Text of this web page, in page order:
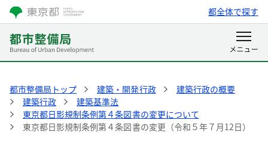
都全体で探す
都市整備局トップ 建築・開発行政
建築行政の概要
建築行政
建築基準法
東京都日影規制条例第４条図書の変更について
東京都日影規制条例第４条図書の変更（令和５年７月12日）